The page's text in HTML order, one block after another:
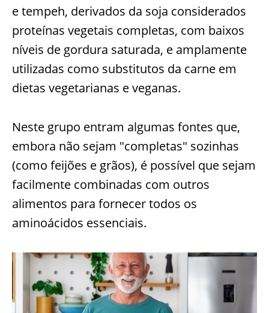
e tempeh, derivados da soja considerados
proteínas vegetais completas, com baixos
níveis de gordura saturada, e amplamente
utilizadas como substitutos da carne em
dietas vegetarianas e veganas.
Neste grupo entram algumas fontes que,
embora não sejam "completas" sozinhas
(como feijões e grãos), é possível que sejam
facilmente combinadas com outros
alimentos para fornecer todos os
aminoácidos essenciais.